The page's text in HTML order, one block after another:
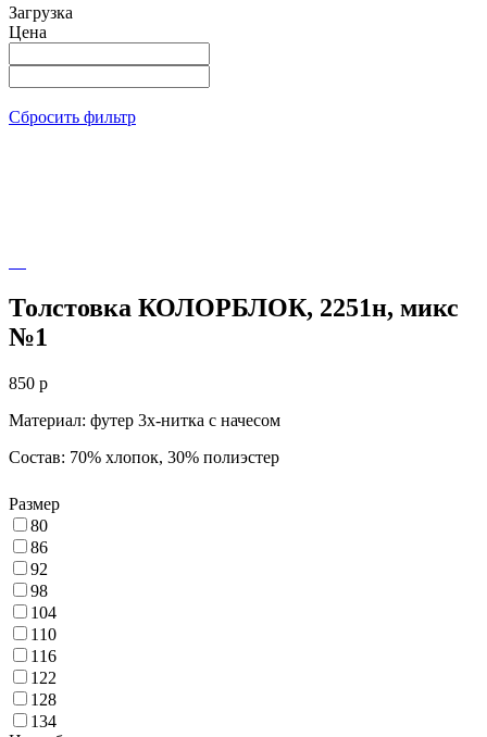
Загрузка
Цена
Сбросить фильтр
Толстовка КОЛОРБЛОК, 2251н, микс
№1
850 p
Материал: футер 3х-нитка с начесом
Состав: 70% хлопок, 30% полиэстер
Размер
80
86
92
98
104
110
116
122
128
134